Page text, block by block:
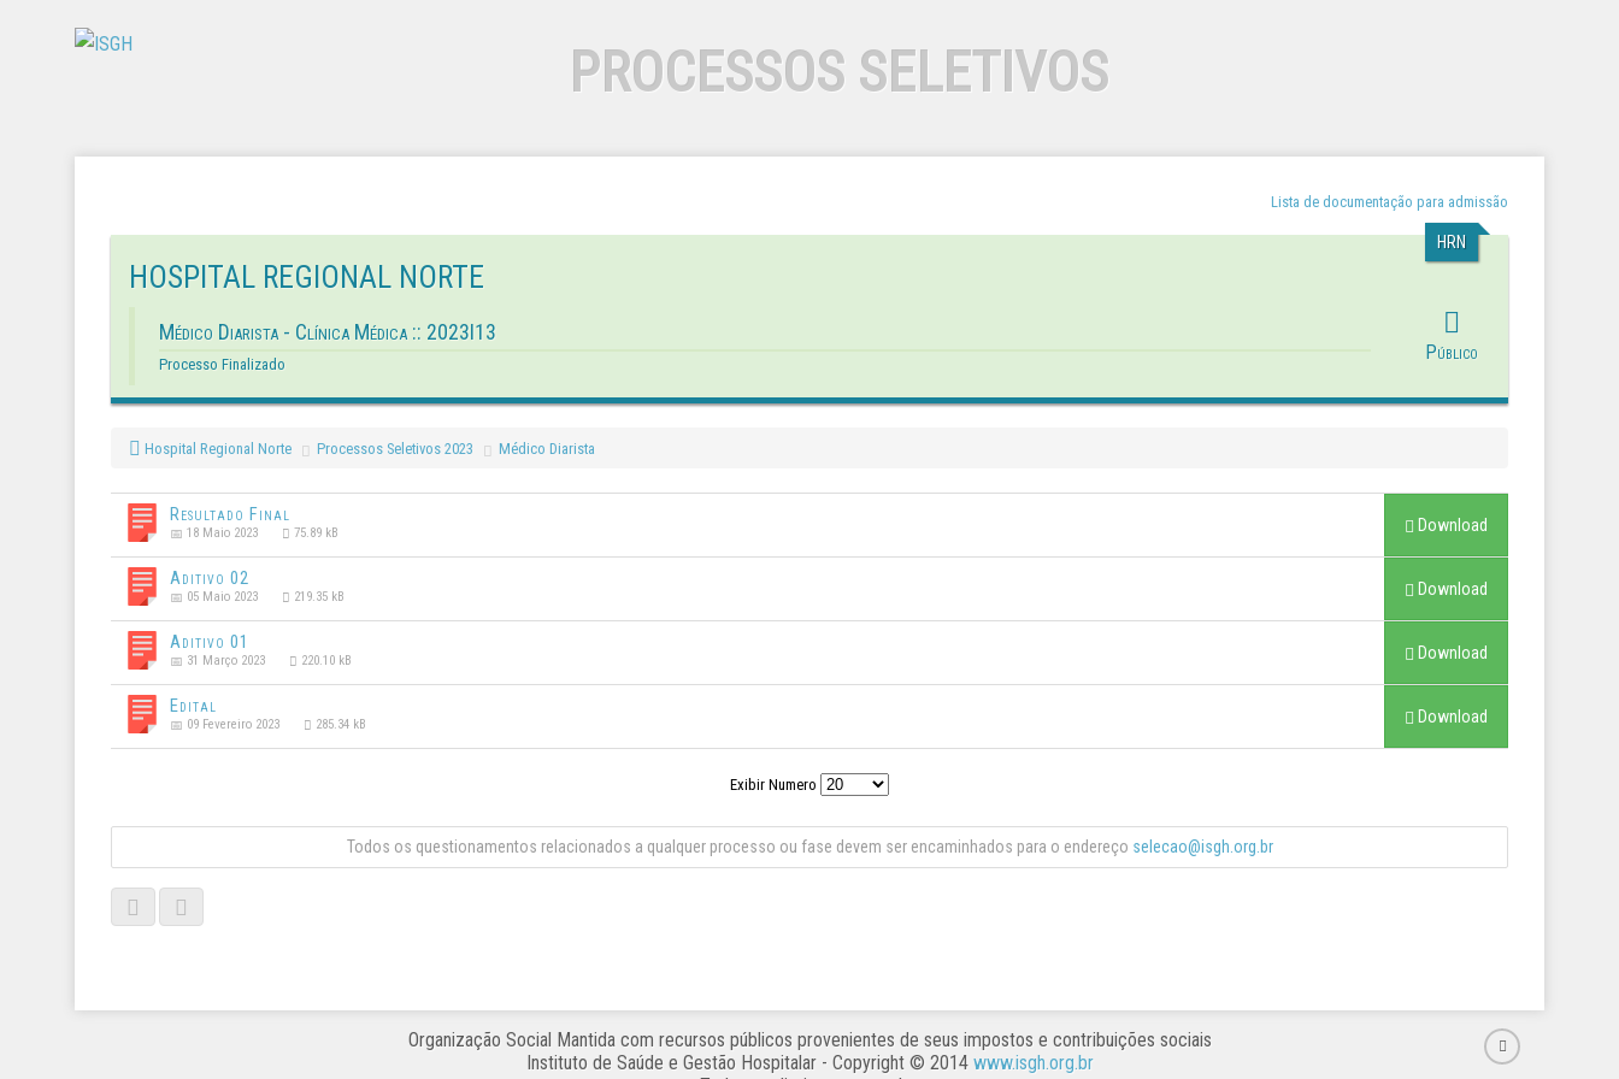
PROCESSOS SELETIVOS
Lista de documentação para admissão
HOSPITAL REGIONAL NORTE
Médico Diarista - Clínica Médica :: 2023I13
Processo Finalizado
Público
HRN
Hospital Regional Norte Processos Seletivos 2023 Médico Diarista
Resultado Final
18 Maio 2023 75.89 kB Download
Aditivo 02
05 Maio 2023 219.35 kB Download
Aditivo 01
31 Março 2023 220.10 kB Download
Edital
09 Fevereiro 2023 285.34 kB Download
Exibir Numero
Todos os questionamentos relacionados a qualquer processo ou fase devem ser encaminhados para o endereço selecao@isgh.org.br
Organização Social Mantida com recursos públicos provenientes de seus impostos e contribuições sociais
Instituto de Saúde e Gestão Hospitalar - Copyright © 2014 www.isgh.org.br